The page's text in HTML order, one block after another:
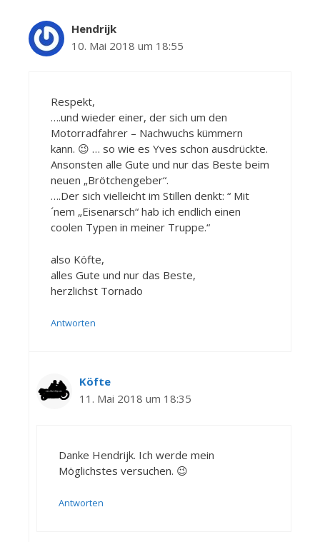
Hendrijk
10. Mai 2018 um 18:55
Respekt,
….und wieder einer, der sich um den
Motorradfahrer – Nachwuchs kümmern
kann. 😉 … so wie es Yves schon ausdrückte.
Ansonsten alle Gute und nur das Beste beim
neuen „Brötchengeber“.
….Der sich vielleicht im Stillen denkt: “ Mit
´nem „Eisenarsch“ hab ich endlich einen
coolen Typen in meiner Truppe.“
also Köfte,
alles Gute und nur das Beste,
herzlichst Tornado
Antworten
Köfte
11. Mai 2018 um 18:35
Danke Hendrijk. Ich werde mein
Möglichstes versuchen. 😉
Antworten